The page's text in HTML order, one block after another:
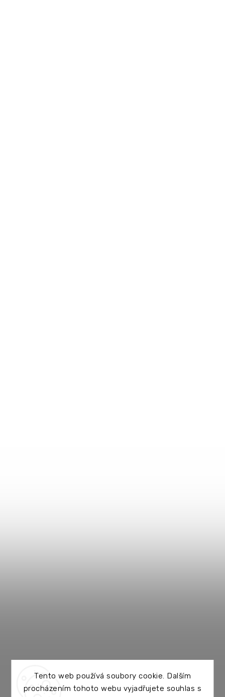
Tento web používá soubory cookie. Dalším
procházením tohoto webu vyjadřujete souhlas s